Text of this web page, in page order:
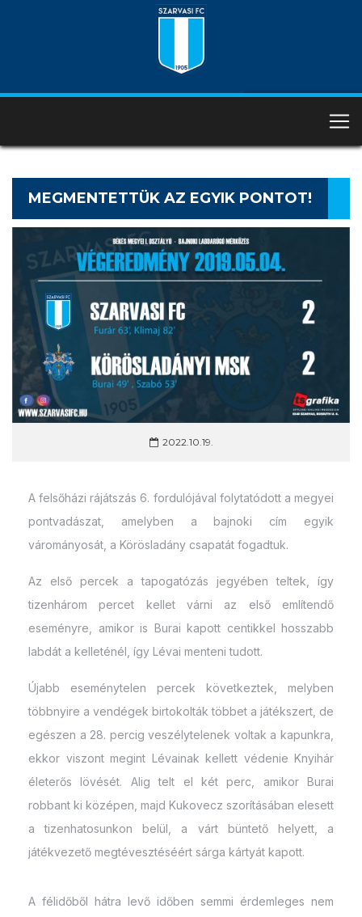
MEGMENTETTÜK AZ EGYIK PONTOT!
2022.10.19.
A felsőházi rájátszás 6. fordulójával folytatódott a megyei
pontvadászat, amelyben a bajnoki cím egyik
várományosát, a Körösladány csapatát fogadtuk.
Az első percek a tapogatózás jegyében teltek, így
tizenhárom percet kellet várni az első említendő
eseményre, amikor is Burai kapott centikkel hosszabb
labdát a kelleténél, így Lévai menteni tudott.
Újabb eseménytelen percek következtek, melyben
többnyire a vendégek birtokolták többet a játékszert, de
egészen a 28. percig veszélytelenek voltak a kapunkra,
ekkor viszont megint Lévainak kellett védenie Knyihár
életerős lövését. Alig telt el két perc, amikor Burai
robbant ki középen, majd Kukovecz szorításában elesett
a tizenhatosunkon belül, a várt büntető helyett, a
játékvezető megtévesztéséért sárga kártyát kapott.
A félidőből hátra levő időben semmi érdemleges nem